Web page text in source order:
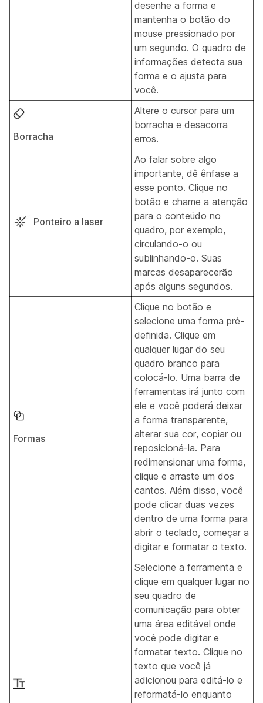
desenhe a forma e
mantenha o botão do
mouse pressionado por
um segundo. O quadro de
informações detecta sua
forma e o ajusta para
você.
Borracha
Altere o cursor para um
borracha e desacorra
erros.
Ponteiro a laser
Ao falar sobre algo
importante, dê ênfase a
esse ponto. Clique no
botão e chame a atenção
para o conteúdo no
quadro, por exemplo,
circulando-o ou
sublinhando-o. Suas
marcas desaparecerão
após alguns segundos.
Formas
Clique no botão e
selecione uma forma pré-
definida. Clique em
qualquer lugar do seu
quadro branco para
colocá-lo. Uma barra de
ferramentas irá junto com
ele e você poderá deixar
a forma transparente,
alterar sua cor, copiar ou
reposicioná-la. Para
redimensionar uma forma,
clique e arraste um dos
cantos. Além disso, você
pode clicar duas vezes
dentro de uma forma para
abrir o teclado, começar a
digitar e formatar o texto.
Selecione a ferramenta e
clique em qualquer lugar no
seu quadro de
comunicação para obter
uma área editável onde
você pode digitar e
formatar texto. Clique no
texto que você já
adicionou para editá-lo e
reformatá-lo enquanto